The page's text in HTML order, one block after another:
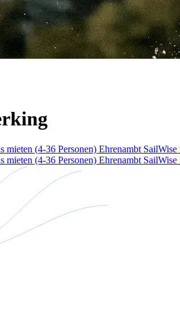
mieten (4-36 Personen) Ehrenambt SailWise
mieten (4-36 Personen) Ehrenambt SailWise